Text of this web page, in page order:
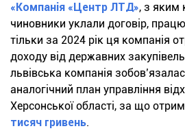
«Компанія «Центр ЛТД», з яким
чиновники уклали договір,
тільки за 2024 рік ця компанія
доходу від державних
львівська компанія
аналогічний план управління
Херсонської області, за що
тисяч гривень.